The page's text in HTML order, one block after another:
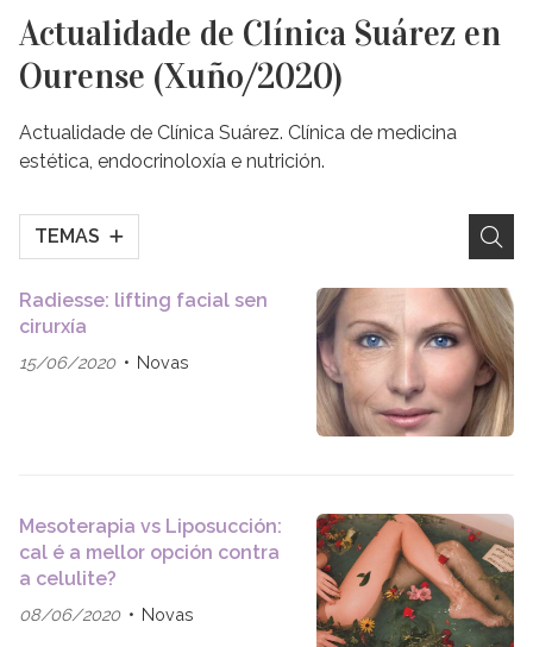
Actualidade de Clínica Suárez en
Ourense (Xuño/2020)
Actualidade de Clínica Suárez. Clínica de medicina
estética, endocrinoloxía e nutrición.
TEMAS
Radiesse: lifting facial sen
cirurxía
15/06/2020 Novas
Mesoterapia vs Liposucción:
cal é a mellor opción contra
a celulite?
08/06/2020 Novas